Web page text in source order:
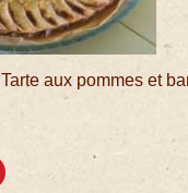
aux pommes et